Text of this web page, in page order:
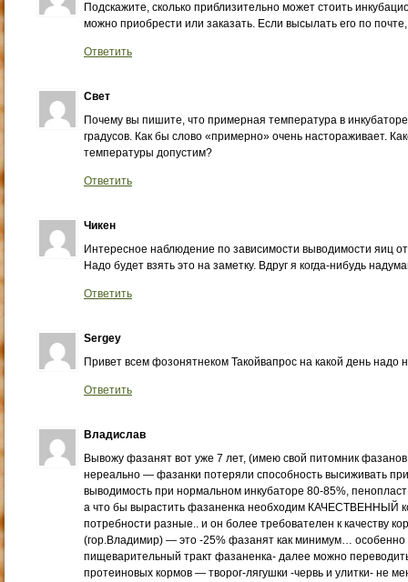
Подскажите, сколько приблизительно может стоить
можно приобрести или заказать. Если высылать его по
Ответить
Свет
Почему вы пишите, что примерная температура в
градусов. Как бы слово «примерно» очень настораживает.
температуры допустим?
Ответить
Чикен
Интересное наблюдение по зависимости выводимости яиц от
Надо будет взять это на заметку. Вдруг я когда-нибудь
Ответить
Sergey
Привет всем фозонятнеком Такойвапрос на какой день надо
Ответить
Владислав
Вывожу фазанят вот уже 7 лет, (имею свой питомник фазанов
нереально — фазанки потеряли способность высиживать
выводимость при нормальном инкубаторе 80-85%,
а что бы вырастить фазаненка необходим КАЧЕСТВЕННЫЙ
потребности разные.. и он более требователен к качеству
(гор.Владимир) — это -25% фазанят как минимум…
пищеварительный тракт фазаненка- далее можно
протеиновых кормов — творог-лягушки -червь и улитки- не